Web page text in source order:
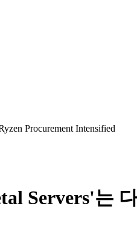
Procurement Intensified
Servers'는